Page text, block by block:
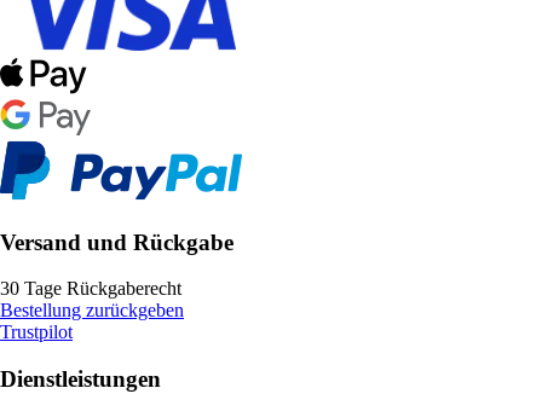
Versand und Rückgabe
30 Tage Rückgaberecht
Bestellung zurückgeben
Trustpilot
Dienstleistungen